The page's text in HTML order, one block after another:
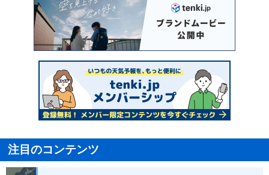
注目のコンテンツ